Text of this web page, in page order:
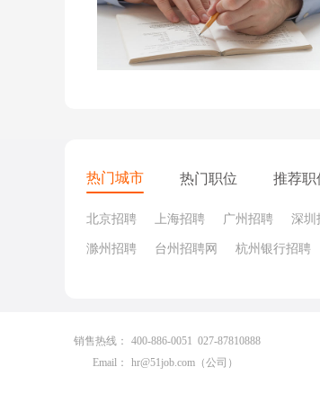
热门城市 热门职位 推荐职
北京招聘 上海招聘 广州招聘 深圳
滁州招聘 台州招聘网 杭州银行招聘
销售热线：
400-886-0051 027-87810888
Email：
hr@51job.com （公司）